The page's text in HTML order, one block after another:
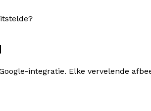
integratie. Elke vervelende